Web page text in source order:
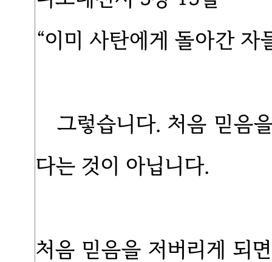
“이미 사탄에게 돌아간 자
그렇습니다. 처음 믿음
다는 것이 아닙니다.
처음 믿음을 저버리게 되